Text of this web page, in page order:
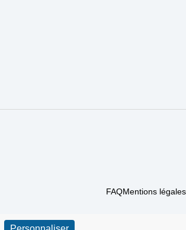
FAQMentions légales